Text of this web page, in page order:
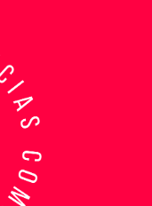
cámaras de
de analizar
con el objetivo
sospechosos
Ese
solo el punto y
sino también la
que habrían
de